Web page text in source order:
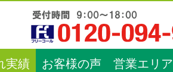
実績 お客様の声 営業エリア